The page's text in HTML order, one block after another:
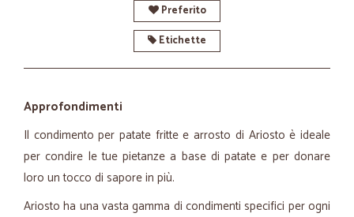
Preferito
Etichette
Approfondimenti
Il condimento per patate fritte e arrosto di Ariosto è ideale
per condire le tue pietanze a base di patate e per donare
loro un tocco di sapore in più.
Ariosto ha una vasta gamma di condimenti specifici per ogni